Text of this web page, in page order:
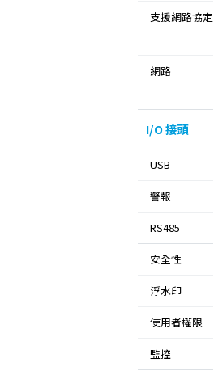
支援網路協定
網路
I/O 接頭
USB
警報
RS485
安全性
浮水印
使用者權限
監控